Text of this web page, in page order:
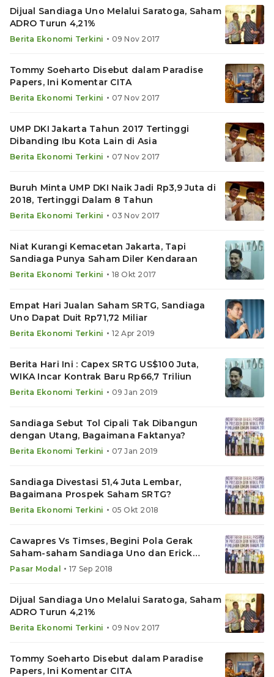
Dijual Sandiaga Uno Melalui Saratoga, Saham
ADRO Turun 4,21%
Berita Ekonomi Terkini • 09 Nov 2017
Tommy Soeharto Disebut dalam Paradise
Papers, Ini Komentar CITA
Berita Ekonomi Terkini • 07 Nov 2017
UMP DKI Jakarta Tahun 2017 Tertinggi
Dibanding Ibu Kota Lain di Asia
Berita Ekonomi Terkini • 07 Nov 2017
Buruh Minta UMP DKI Naik Jadi Rp3,9 Juta di
2018, Tertinggi Dalam 8 Tahun
Berita Ekonomi Terkini • 03 Nov 2017
Niat Kurangi Kemacetan Jakarta, Tapi
Sandiaga Punya Saham Diler Kendaraan
Berita Ekonomi Terkini • 18 Okt 2017
Empat Hari Jualan Saham SRTG, Sandiaga
Uno Dapat Duit Rp71,72 Miliar
Berita Ekonomi Terkini • 12 Apr 2019
Berita Hari Ini : Capex SRTG US$100 Juta,
WIKA Incar Kontrak Baru Rp66,7 Triliun
Berita Ekonomi Terkini • 09 Jan 2019
Sandiaga Sebut Tol Cipali Tak Dibangun
dengan Utang, Bagaimana Faktanya?
Berita Ekonomi Terkini • 07 Jan 2019
Sandiaga Divestasi 51,4 Juta Lembar,
Bagaimana Prospek Saham SRTG?
Berita Ekonomi Terkini • 05 Okt 2018
Cawapres Vs Timses, Begini Pola Gerak
Saham-saham Sandiaga Uno dan Erick
Thohir
Pasar Modal • 17 Sep 2018
Dijual Sandiaga Uno Melalui Saratoga, Saham
ADRO Turun 4,21%
Berita Ekonomi Terkini • 09 Nov 2017
Tommy Soeharto Disebut dalam Paradise
Papers, Ini Komentar CITA